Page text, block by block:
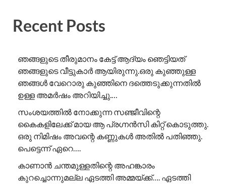
Recent Posts
ഞങ്ങളുടെ തീരുമാനം കേട്ട് ആദ്യം ഞെട്ടിയത്
ഞങ്ങളുടെ വീട്ടുകാർ ആയിരുന്നു.ഒരു കുഞ്ഞുള്ള
ഞങ്ങൾ വേറൊരു കുഞ്ഞിനെ ദത്തെടുക്കുന്നതിൽ
ഉള്ള അമർഷം അറിയിച്ചു.…
സംശയത്തിൽ നോക്കുന്ന സഞ്ജീവിന്റെ
കൈകളിലേക്ക് മായ ആ പ്രഗ്നൻസി കിറ്റ് കൊടുത്തു.
ഒരു നിമിഷം അവന്റെ കണ്ണുകൾ അതിൽ പതിഞ്ഞു.
പെട്ടെന്ന് ഏറെ….
കാണാൻ ചന്തമുള്ളതിന്റെ അഹങ്കാരം
കുറച്ചൊന്നുമല്ല ഏടത്തി അമ്മയ്ക്ക്…. ഏടത്തി